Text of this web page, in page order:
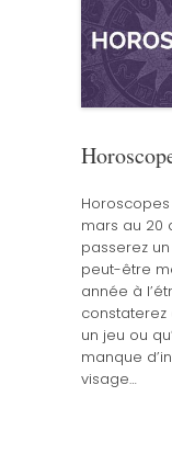
mars au 20
passerez
peut-être
année à
constaterez
un jeu ou
manque
visage…